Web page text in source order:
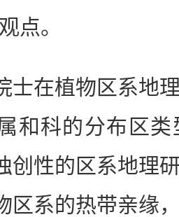
点。
在植物区系地理
和科的分布区
创性的区系地理
区系的热带亲缘